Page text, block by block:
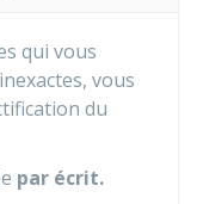
qui vous
vous
du
par écrit.